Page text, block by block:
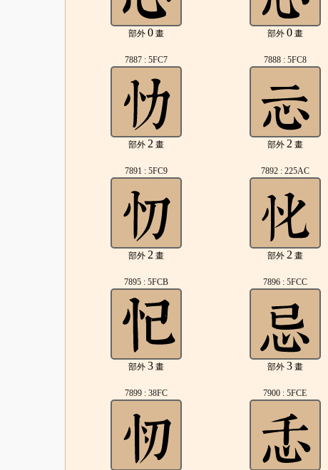
部外 0畫 部外 0畫
7887 : 5FC7
部外 2畫
7888 : 5FC8
部外 2畫
7891 : 5FC9
部外 2畫
7892 : 225AC
部外 2畫
7895 : 5FCB
部外 3畫
7896 : 5FCC
部外 3畫
7899 : 38FC 7900 : 5FCE